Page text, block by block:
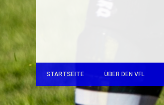
STARTSEITE ÜBER DEN VFL